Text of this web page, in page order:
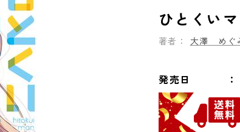
ひとくい
著者： 大澤 めぐ
発売日